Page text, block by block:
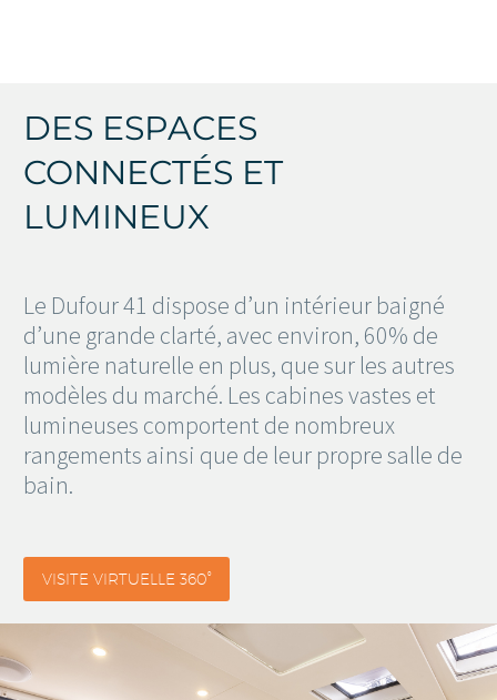
DES ESPACES
CONNECTÉS ET
LUMINEUX
Le Dufour 41 dispose d’un intérieur baigné
d’une grande clarté, avec environ, 60% de
lumière naturelle en plus, que sur les autres
modèles du marché. Les cabines vastes et
lumineuses comportent de nombreux
rangements ainsi que de leur propre salle de
bain.
VISITE VIRTUELLE 360°